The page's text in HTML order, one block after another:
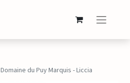
Domaine du Puy Marquis - Liccia